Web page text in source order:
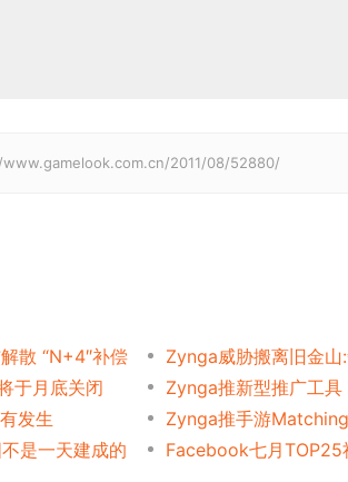
www.gamelook.com.cn/2011/08/52880/
散 “N+4″补偿
Zynga威胁搬离旧金山
于月底关闭
发生
Zynga推手游
是一天建成的
Facebook七月TOP25